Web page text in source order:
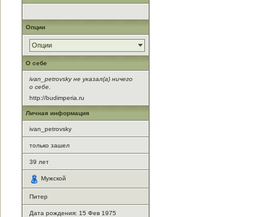
Опции
Опции
О себе
ivan_petrovsky не указал(а) ничего
о себе.
http://budimperia.ru
Личная информация
ivan_petrovsky
только зашел
39 лет
Мужской
Питер
Дата рождения: 15 Фев 1975